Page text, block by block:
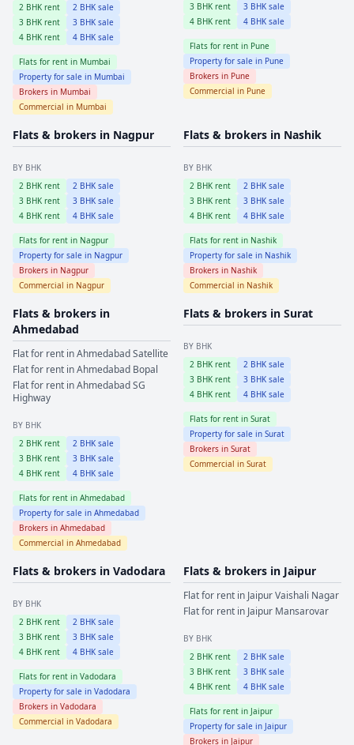
2 BHK rent 2 BHK sale
3 BHK rent 3 BHK sale
4 BHK rent 4 BHK sale
Flats for rent in Mumbai
Property for sale in Mumbai
Brokers in Mumbai
Commercial in Mumbai
3 BHK rent 3 BHK sale
4 BHK rent 4 BHK sale
Flats for rent in Pune
Property for sale in Pune
Brokers in Pune
Commercial in Pune
Flats & brokers in Nagpur
BY BHK
2 BHK rent 2 BHK sale
3 BHK rent 3 BHK sale
4 BHK rent 4 BHK sale
Flats for rent in Nagpur
Property for sale in Nagpur
Brokers in Nagpur
Commercial in Nagpur
Flats & brokers in Nashik
BY BHK
2 BHK rent 2 BHK sale
3 BHK rent 3 BHK sale
4 BHK rent 4 BHK sale
Flats for rent in Nashik
Property for sale in Nashik
Brokers in Nashik
Commercial in Nashik
Flats & brokers in
Ahmedabad
Flat for rent inAhmedabadSatellite
Flat for rent inAhmedabad Bopal
Flat for rent inAhmedabadSG
Highway
BY BHK
2 BHK rent 2 BHK sale
3 BHK rent 3 BHK sale
4 BHK rent 4 BHK sale
Flats for rent in Ahmedabad
Property for sale in Ahmedabad
Brokers in Ahmedabad
Commercial in Ahmedabad
Flats & brokers in Surat
BY BHK
2 BHK rent 2 BHK sale
3 BHK rent 3 BHK sale
4 BHK rent 4 BHK sale
Flats for rent in Surat
Property for sale in Surat
Brokers in Surat
Commercial in Surat
Flats & brokers in Vadodara
BY BHK
2 BHK rent 2 BHK sale
3 BHK rent 3 BHK sale
4 BHK rent 4 BHK sale
Flats for rent in Vadodara
Property for sale in Vadodara
Brokers in Vadodara
Commercial in Vadodara
Flats & brokers in Jaipur
Flat for rent in JaipurVaishali Nagar
Flat for rent in Jaipur Mansarovar
BY BHK
2 BHK rent 2 BHK sale
3 BHK rent 3 BHK sale
4 BHK rent 4 BHK sale
Flats for rent in Jaipur
Property for sale in Jaipur
Brokers in Jaipur